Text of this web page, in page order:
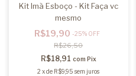
Kit Imã Esboço - Kit Faça vc
mesmo
R$19,90 -25% OFF
R$26,50
R$18,91 com Pix
2 xde R$9,95 sem juros